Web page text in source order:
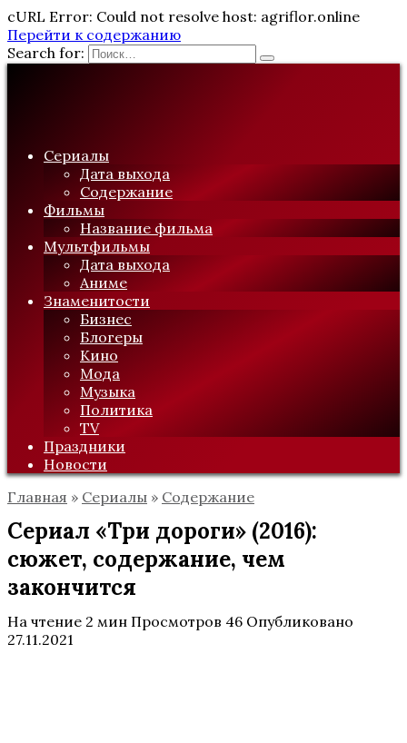
cURL Error: Could not resolve host: agriflor.online
Перейти к содержанию
Search for:
Сериалы
Дата выхода
Содержание
Фильмы
Название фильма
Мультфильмы
Дата выхода
Аниме
Знаменитости
Бизнес
Блогеры
Кино
Мода
Музыка
Политика
TV
Праздники
Новости
Главная » Сериалы » Содержание
Сериал «Три дороги» (2016):
сюжет, содержание, чем
закончится
На чтение 2 мин Просмотров 46 Опубликовано
27.11.2021